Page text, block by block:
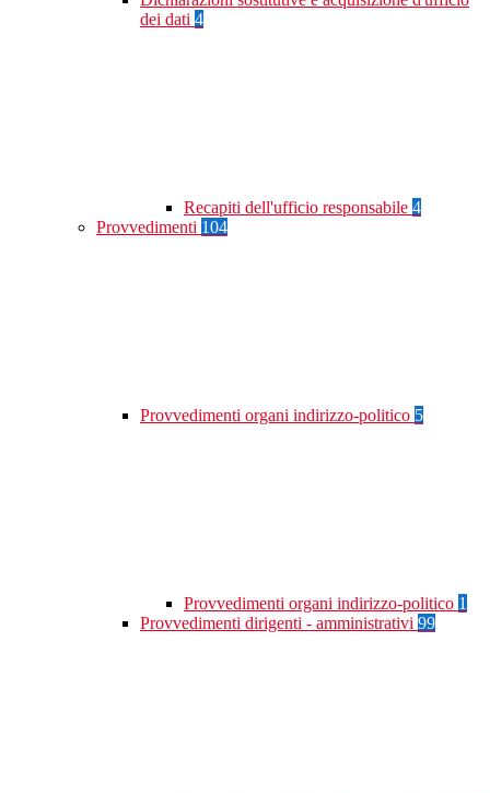
dei dati 4
Recapiti dell'ufficio responsabile 4
Provvedimenti 104
Provvedimenti organi indirizzo-politico 5
Provvedimenti organi indirizzo-politico 1
Provvedimenti dirigenti - amministrativi 99